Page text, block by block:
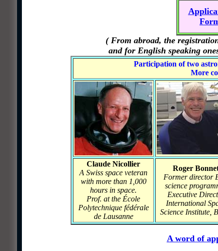
( From abroad, the
and for English speaking
Participation of two
More
Claude Nicollier
A Swiss space veteran
with more than 1,000
hours in space.
Prof. at the École
Polytechnique fédérale
de Lausanne
Roger
Former director
science
Executive
International
Science Institute,
A word of